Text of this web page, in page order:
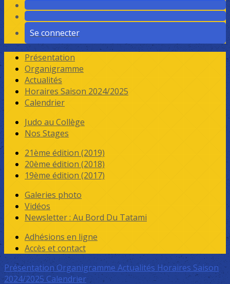
Se connecter
Présentation
Organigramme
Actualités
Horaires Saison 2024/2025
Calendrier
Judo au Collège
Nos Stages
21ème édition (2019)
20ème édition (2018)
19ème édition (2017)
Galeries photo
Vidéos
Newsletter : Au Bord Du Tatami
Adhésions en ligne
Accès et contact
PrésentationOrganigrammeActualités Horaires Saison
2024/2025 Calendrier